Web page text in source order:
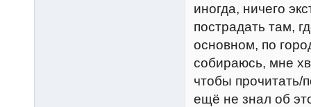
иногда, ничего
пострадать там,
основном, по
собираюсь, мне
чтобы прочитать/
ещё не знал об